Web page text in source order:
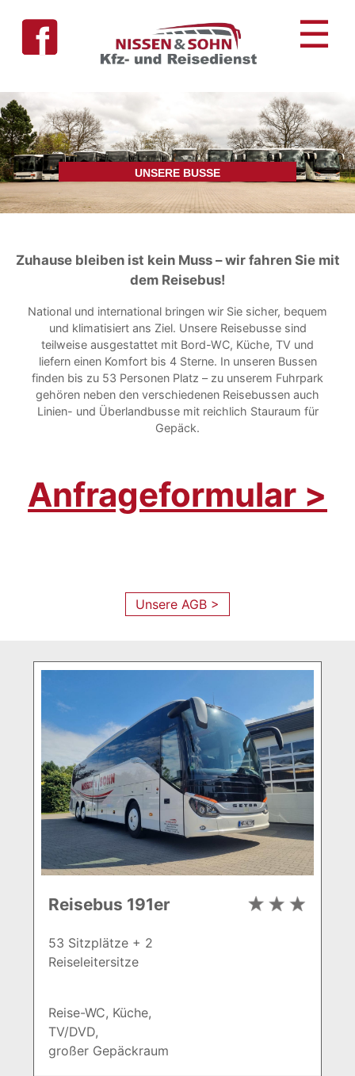
☰
UNSERE BUSSE
Zuhause bleiben ist kein Muss – wir fahren Sie mit
dem Reisebus!
National und international bringen wir Sie sicher, bequem
und klimatisiert ans Ziel. Unsere Reisebusse sind
teilweise ausgestattet mit Bord-WC, Küche, TV und
liefern einen Komfort bis 4 Sterne. In unseren Bussen
finden bis zu 53 Personen Platz – zu unserem Fuhrpark
gehören neben den verschiedenen Reisebussen auch
Linien- und Überlandbusse mit reichlich Stauraum für
Gepäck.
Anfrageformular >
Unsere AGB >
Reisebus 191er
53 Sitzplätze + 2
Reiseleitersitze
Reise-WC, Küche,
TV/DVD,
großer Gepäckraum